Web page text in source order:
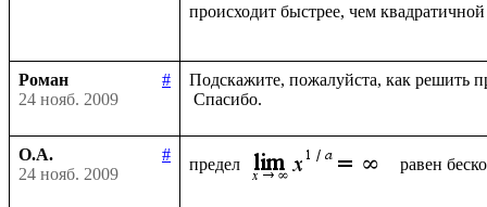
происходит быстрее, чем
Роман
#
24 нояб. 2009
Подскажите, пожалуйста, как решить
О.А.
#
24 нояб. 2009
предел равен